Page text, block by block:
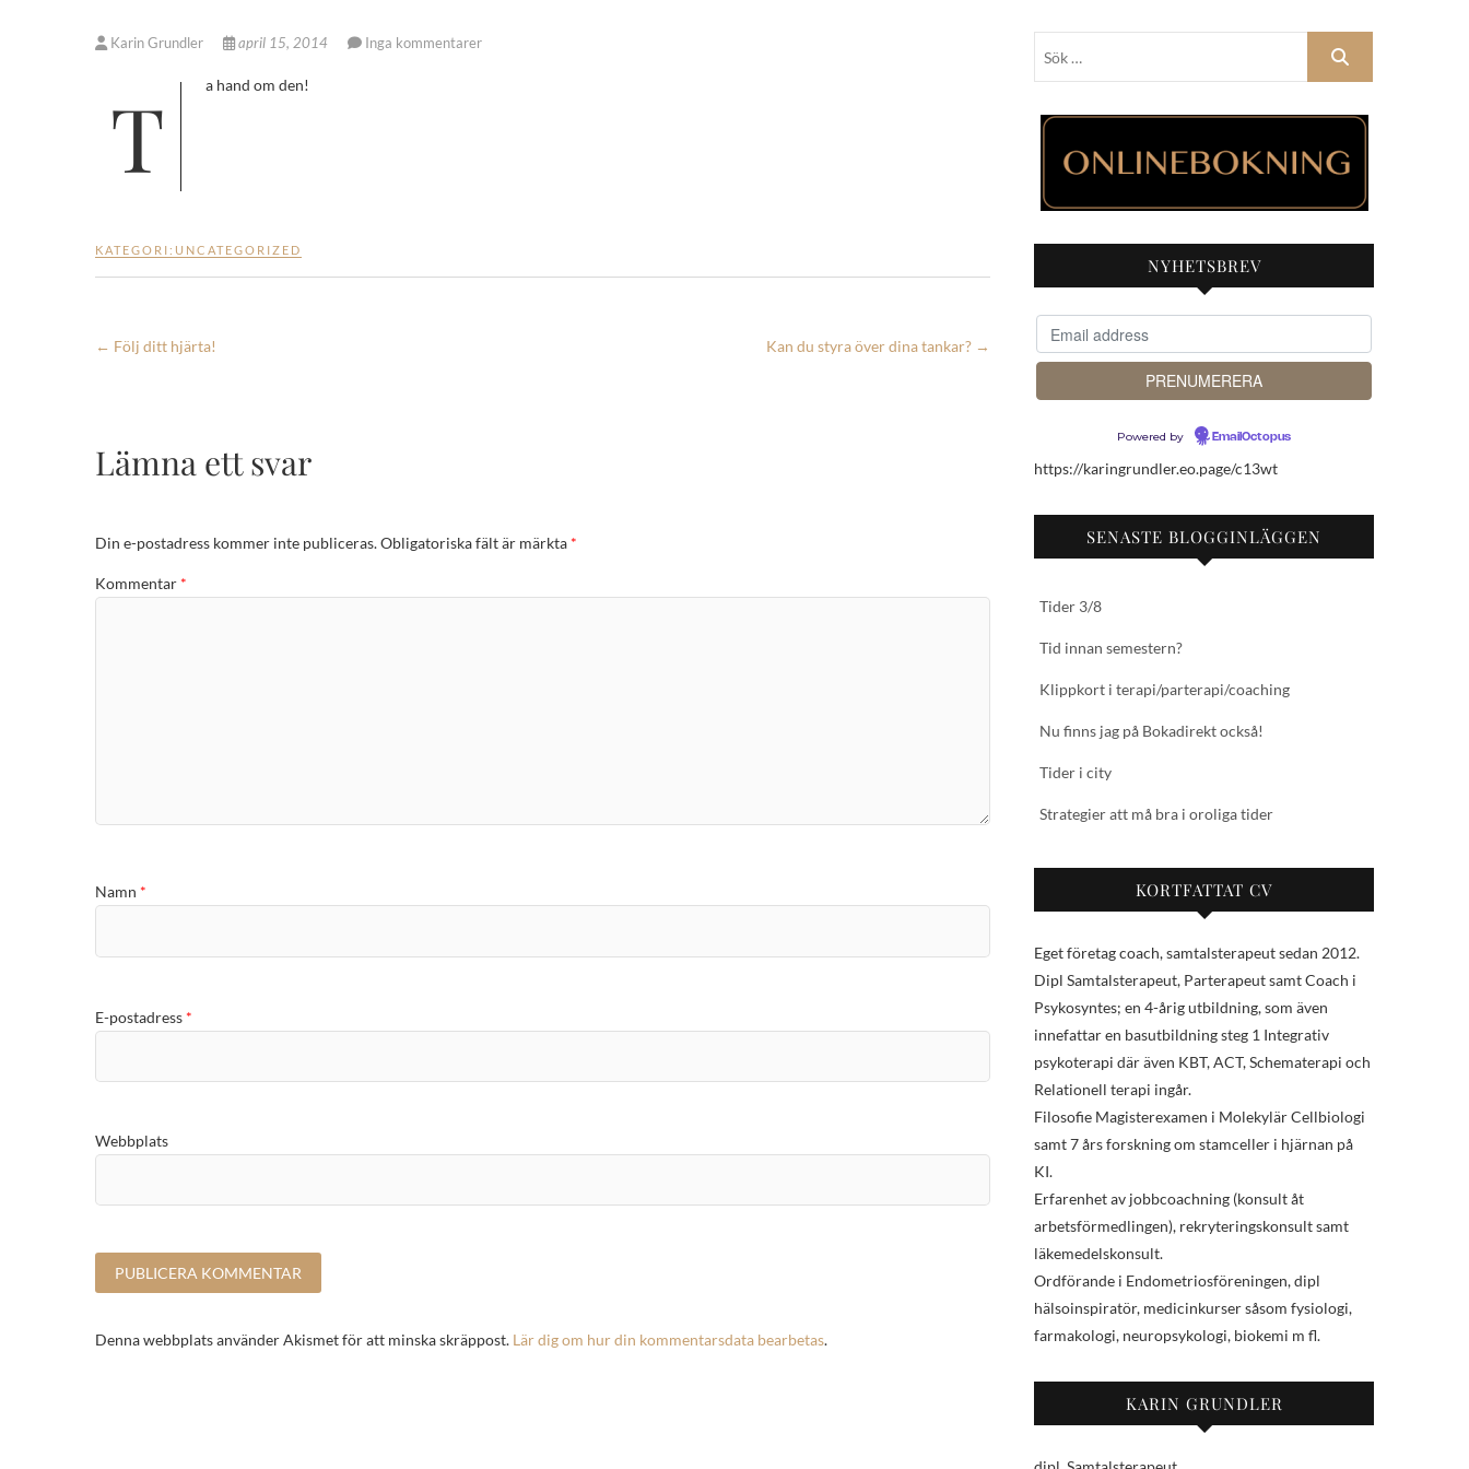
Karin Grundler april 15, 2014 Inga kommentarer
Ta hand om den!
KATEGORI: UNCATEGORIZED
← Följ ditt hjärta! Kan du styra över dina tankar? →
Lämna ett svar
Din e-postadress kommer inte publiceras.Obligatoriska fält är märkta *
Kommentar *
Namn *
E-postadress *
Webbplats
Denna webbplats använder Akismet för att minska skräppost. Lär dig om hur din kommentarsdata bearbetas.
NYHETSBREV
Powered by EmailOctopus
https://karingrundler.eo.page/c13wt
SENASTE BLOGGINLÄGGEN
Tider 3/8
Tid innan semestern?
Klippkort i terapi/parterapi/coaching
Nu finns jag på Bokadirekt också!
Tider i city
Strategier att må bra i oroliga tider
KORTFATTAT CV
Eget företag coach, samtalsterapeut sedan 2012.
Dipl Samtalsterapeut, Parterapeut samt Coach i
Psykosyntes; en 4-årig utbildning, som även
innefattar en basutbildning steg 1 Integrativ
psykoterapi där även KBT, ACT, Schematerapi och
Relationell terapi ingår.
Filosofie Magisterexamen i Molekylär Cellbiologi
samt 7 års forskning om stamceller i hjärnan på
KI.
Erfarenhet av jobbcoachning (konsult åt
arbetsförmedlingen), rekryteringskonsult samt
läkemedelskonsult.
Ordförande i Endometriosföreningen, dipl
hälsoinspiratör, medicinkurser såsom fysiologi,
farmakologi, neuropsykologi, biokemi m fl.
KARIN GRUNDLER